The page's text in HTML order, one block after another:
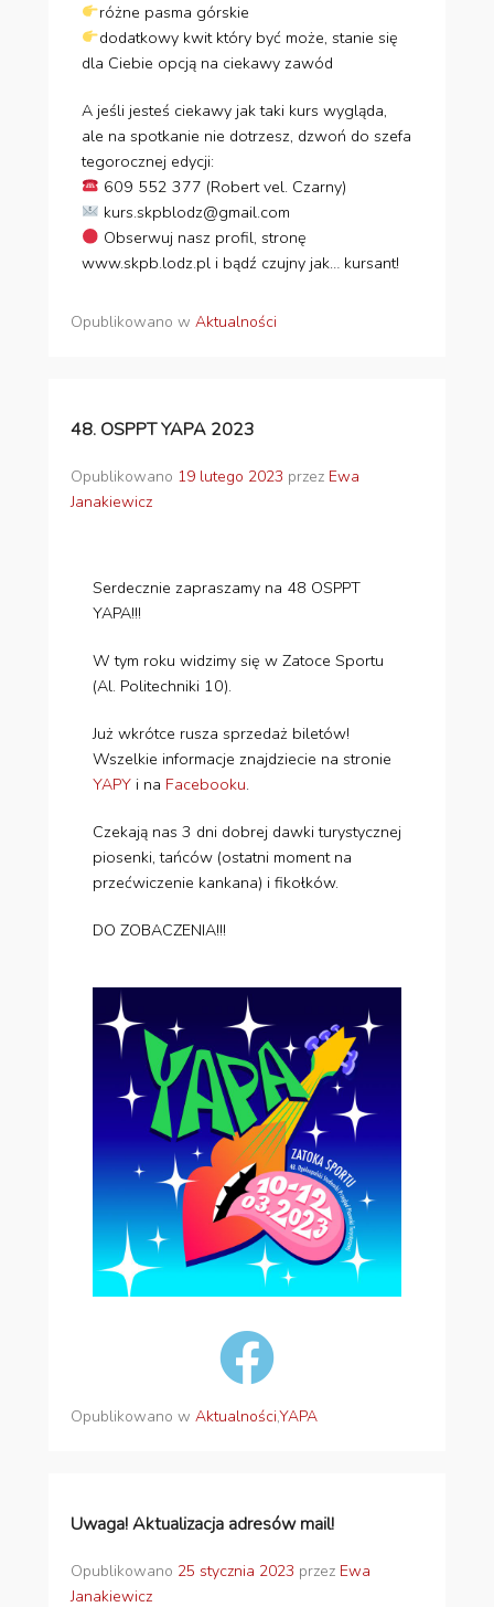
różne pasma górskie
dodatkowy kwit który być może, stanie się
dla Ciebie opcją na ciekawy zawód
A jeśli jesteś ciekawy jak taki kurs wygląda,
ale na spotkanie nie dotrzesz, dzwoń do szefa
tegorocznej edycji:
609 552 377 (Robert vel. Czarny)
kurs.skpblodz@gmail.com
Obserwuj nasz profil, stronę
www.skpb.lodz.pl i bądź czujny jak… kursant!
Opublikowano w Aktualności
48. OSPPT YAPA 2023
Opublikowano 19 lutego 2023 przez Ewa
Janakiewicz
Serdecznie zapraszamy na 48 OSPPT
YAPA!!!
W tym roku widzimy się w Zatoce Sportu
(Al. Politechniki 10).
Już wkrótce rusza sprzedaż biletów!
Wszelkie informacje znajdziecie na stronie
YAPY i na Facebooku.
Czekają nas 3 dni dobrej dawki turystycznej
piosenki, tańców (ostatni moment na
przećwiczenie kankana) i fikołków.
DO ZOBACZENIA!!!
Opublikowano w Aktualności,YAPA
Uwaga! Aktualizacja adresów mail!
Opublikowano 25 stycznia 2023 przez Ewa
Janakiewicz